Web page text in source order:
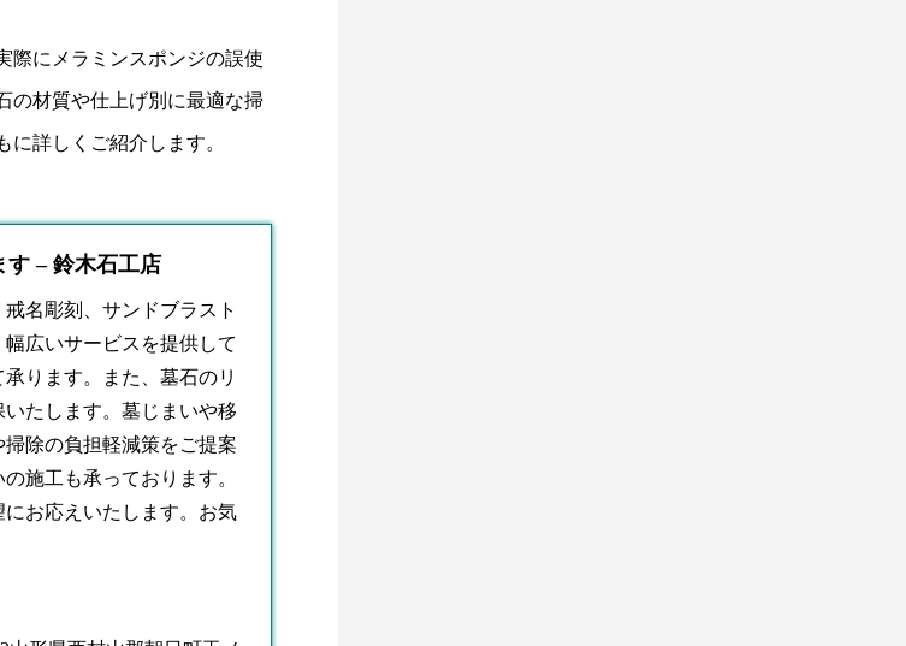
際にメラミンスポンジの誤使
の材質や仕上げ別に最適な掃
詳しくご紹介します。
す – 鈴木石工店
名彫刻、サンドブラスト
広いサービスを提供して
ります。また、墓石のリ
たします。墓じまいや移
除の負担軽減策をご提案
施工も承っております。
お応えいたします。お気